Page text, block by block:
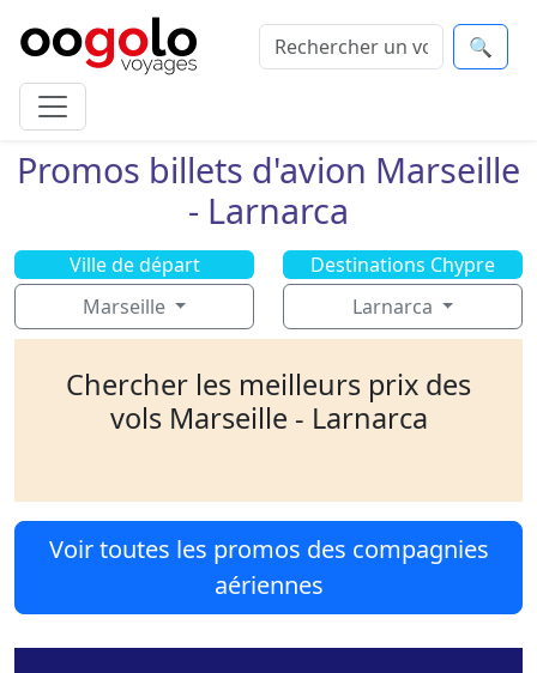
🔍
Promos billets d'avion Marseille
- Larnarca
Ville de départ
Marseille
Destinations Chypre
Larnarca
Chercher les meilleurs prix des
vols Marseille - Larnarca
Voir toutes les promos des compagnies
aériennes